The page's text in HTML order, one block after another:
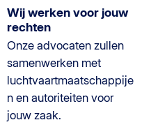
Wij werken voor jouw
rechten
Onze advocaten zullen
samenwerken met
luchtvaartmaatschappije
n en autoriteiten voor
jouw zaak.